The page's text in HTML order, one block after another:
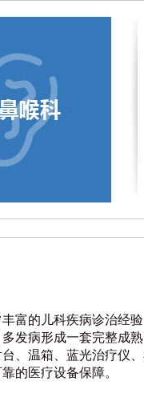
富的儿科疾病诊治经
发病形成一套完整成
、温箱、蓝光治疗仪
的医疗设备保障。